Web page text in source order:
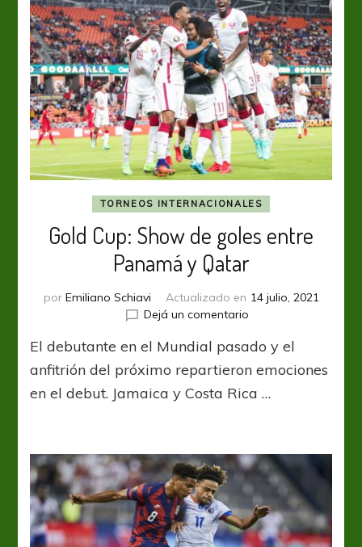
sacaron
boleto
a
cuartos
TORNEOS INTERNACIONALES
Gold Cup: Show de goles entre
Panamá y Qatar
por Emiliano Schiavi Actualizado en 14 julio, 2021
Dejá un comentarioen
Cup:
Show
goles
Qatar
El debutante en el Mundial pasado y el
anfitrión del próximo repartieron emociones
en el debut. Jamaica y Costa Rica …